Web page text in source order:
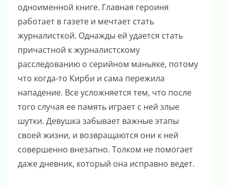
одноименной книге. Главная героиня
работает в газете и мечтает стать
журналисткой. Однажды ей удается стать
причастной к журналистскому
расследованию о серийном маньяке, потому
что когда-то Кирби и сама пережила
нападение. Все усложняется тем, что после
того случая ее память играет с ней злые
шутки. Девушка забывает важные этапы
своей жизни, и возвращаются они к ней
совершенно внезапно. Толком не помогает
даже дневник, который она исправно ведет.